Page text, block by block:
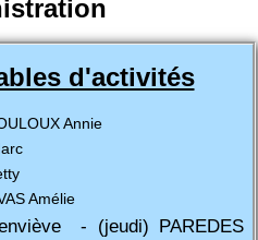
d'activités
Annie
Amélie
- (jeudi) PAREDES